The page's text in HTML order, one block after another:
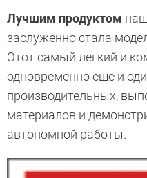
Лучшим продуктом
заслуженно стала
Этот самый легкий и
одновременно еще и
производительных,
материалов и
автономной работы.